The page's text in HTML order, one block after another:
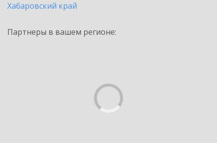
Хабаровский край
Партнеры в вашем регионе: